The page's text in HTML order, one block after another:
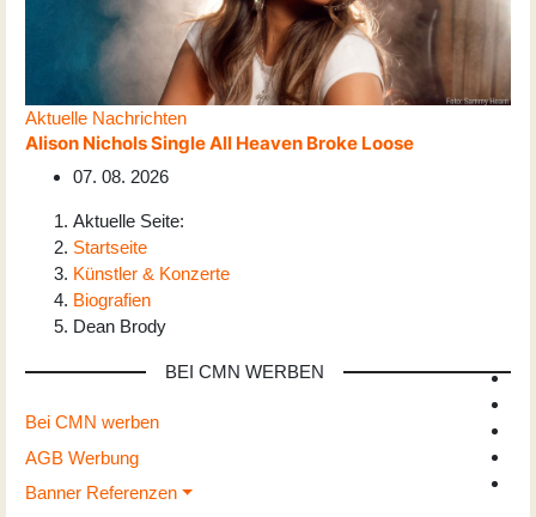
Aktuelle Nachrichten
Alison Nichols Single All Heaven Broke Loose
07. 08. 2026
Aktuelle Seite:
Startseite
Künstler & Konzerte
Biografien
Dean Brody
BEI CMN WERBEN
Bei CMN werben
AGB Werbung
Banner Referenzen